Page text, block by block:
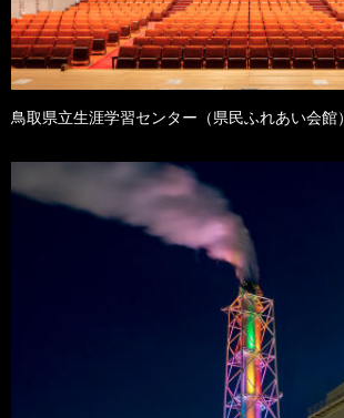
鳥取県立生涯学習センター（県民ふれあい会館）